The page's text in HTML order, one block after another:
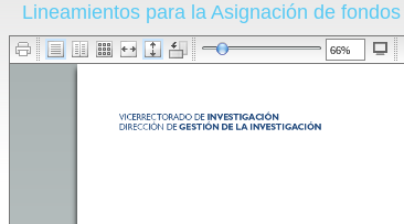
Lineamientos para la Asignación de